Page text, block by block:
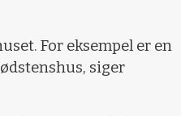
For eksempel er en
siger